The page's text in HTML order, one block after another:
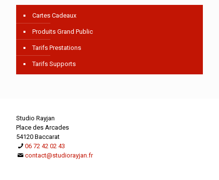
Cartes Cadeaux
Produits Grand Public
Tarifs Prestations
Tarifs Supports
Studio Rayjan
Place des Arcades
54120 Baccarat
06 72 42 02 43
contact@studiorayjan.fr